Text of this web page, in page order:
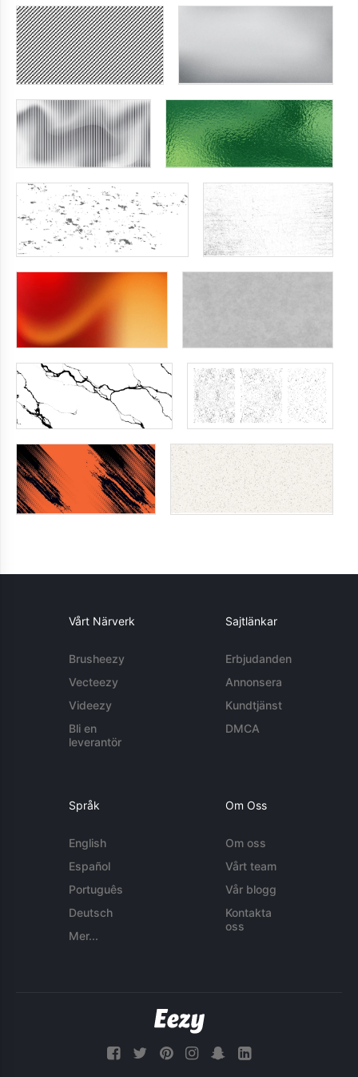
Vårt Närverk
Brusheezy
Vecteezy
Videezy
Bli en
leverantör
Sajtlänkar
Erbjudanden
Annonsera
Kundtjänst
DMCA
Språk
English
Español
Português
Deutsch
Mer...
Om Oss
Om oss
Vårt team
Vår blogg
Kontakta
oss